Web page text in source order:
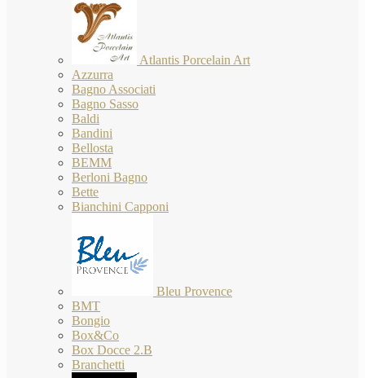
Atlantis Porcelain Art
Azzurra
Bagno Associati
Bagno Sasso
Baldi
Bandini
Bellosta
BEMM
Berloni Bagno
Bette
Bianchini Capponi
Bleu Provence
BMT
Bongio
Box&Co
Box Docce 2.B
Branchetti